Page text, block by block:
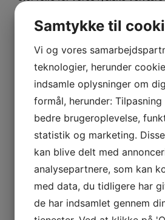
Derfor starter en behandling hos
med en samtale om dine
helt rigtige behandling til dig.
Biodynamisk Kranio-Sakral Terapi,
Terapiellerorganmassage.
Uddannelse:
Craniosacral Boidynamics
Samtykke til
Vi og vores
teknologier, herunder
indsamle oplysninger om
formål, herunder:
bedre brugeroplevelse,
statistik og marketing.
kan blive delt med
analysepartnere, som kan
med data, du tidligere har
de har indsamlet gennem